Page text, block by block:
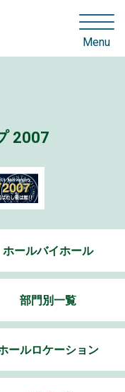
Menu
2007
ホールバイホール
部門別一覧
ールロケーション